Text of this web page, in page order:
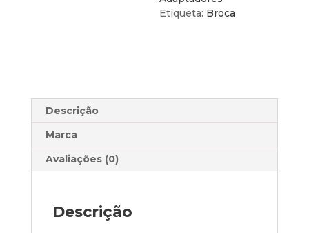
Etiqueta: Broca
Descrição
Marca
Avaliações (0)
Descrição